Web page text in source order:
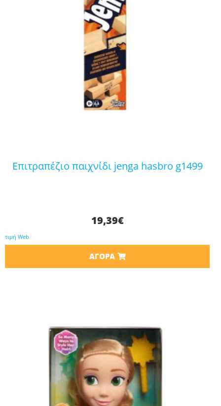
επιτραπέζιο παιχνίδι jenga hasbro g1499
19,39€
τιμή Web
ΑΓΟΡΆ